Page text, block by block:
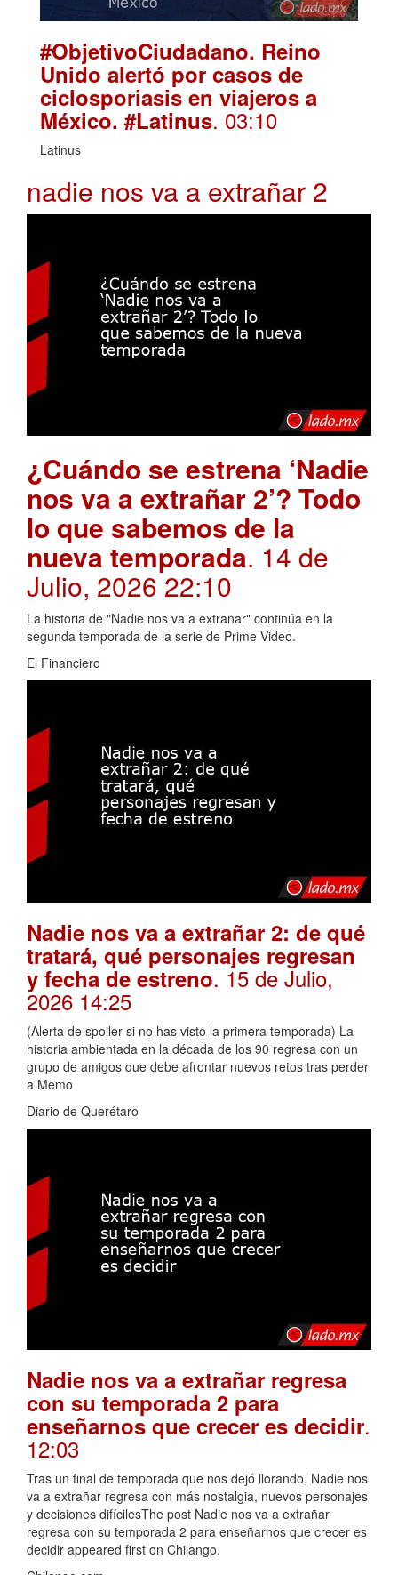
#ObjetivoCiudadano. Reino
Unido alertó por casos de
ciclosporiasis en viajeros a
México. #Latinus. 03:10
Latinus
nadie nos va a extrañar 2
¿Cuándo se estrena ‘Nadie
nos va a extrañar 2’? Todo
lo que sabemos de la
nueva temporada. 14 de
Julio, 2026 22:10
La historia de "Nadie nos va a extrañar" continúa en la
segunda temporada de la serie de Prime Video.
El Financiero
Nadie nos va a extrañar 2: de qué
tratará, qué personajes regresan
y fecha de estreno. 15 de Julio,
2026 14:25
(Alerta de spoiler si no has visto la primera temporada) La
historia ambientada en la década de los 90 regresa con un
grupo de amigos que debe afrontar nuevos retos tras perder
a Memo
Diario de Querétaro
Nadie nos va a extrañar regresa
con su temporada 2 para
enseñarnos que crecer es decidir.
12:03
Tras un final de temporada que nos dejó llorando, Nadie nos
va a extrañar regresa con más nostalgia, nuevos personajes
y decisiones difícilesThe post Nadie nos va a extrañar
regresa con su temporada 2 para enseñarnos que crecer es
decidir appeared first on Chilango.